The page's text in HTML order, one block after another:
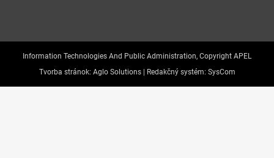
Information Technologies And Public Administration, Copyright APEL
Tvorba stránok: Aglo Solutions | Redakčný systém: SysCom